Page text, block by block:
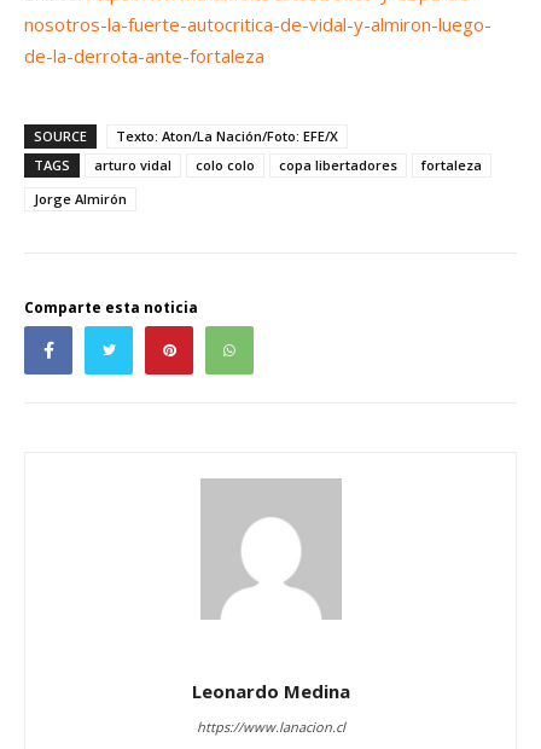
nosotros-la-fuerte-autocritica-de-vidal-y-almiron-luego-
de-la-derrota-ante-fortaleza
SOURCE
Texto: Aton/La Nación/Foto: EFE/X
TAGS
arturo vidal colo colo copa libertadores
fortaleza
Jorge Almirón
Comparte esta noticia
Leonardo Medina
https://www.lanacion.cl